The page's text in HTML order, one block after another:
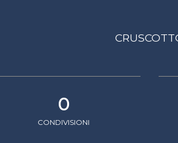
0
CONDIVISIONI